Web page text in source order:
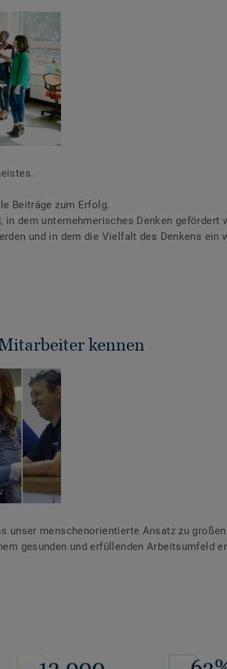
Beiträge zum Erfolg.
dem unternehmerisches Denken gefördert
und in dem die Vielfalt des Denkens ein
kennen
unser menschenorientierte Ansatz zu
gesunden und erfüllenden Arbeitsumfeld